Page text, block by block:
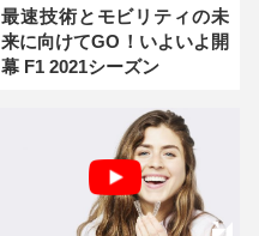
最速技術とモビリティの未
来に向けてGO！いよいよ開
幕 F1 2021シーズン